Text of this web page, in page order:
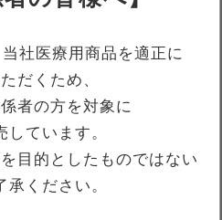
社医療用商品を適正に
だくため、
者の方を対象に
しています。
目的としたものではない
承ください。
S:5.6、2034-M:10.6、2034-L:15.6